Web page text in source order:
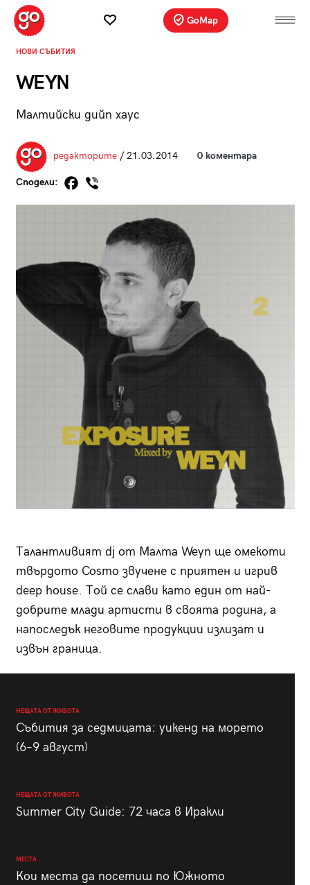
GoMap
НОВИ СЪБИТИЯ
WEYN
Малтийски дийп хаус
редакторите/ 21.03.2014 0 коментара
Сподели:
Талантливият dj от Малта Weyn ще омекоти
твърдото Cosmo звучене с приятен и игрив
deep house. Той се слави като един от най-
добрите млади артисти в своята родина, а
напоследък неговите продукции излизат и
извън граница.
НЕЩАТА ОТ ЖИВОТА
Събития за седмицата: уикенд на морето
(6–9 август)
НЕЩАТА ОТ ЖИВОТА
Summer City Guide: 72 часа в Иракли
МЕСТА
Кои места да посетиш по Южното